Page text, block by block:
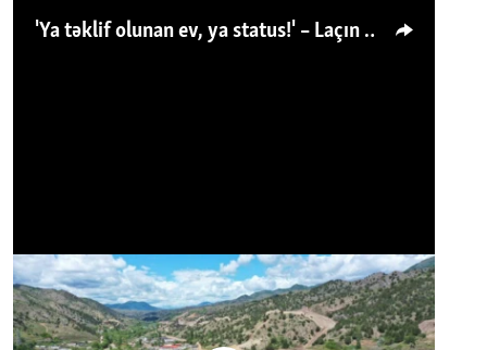
'Ya təklif olunan ev, ya status!' – Laçın köçkünü: 'Laçından başqa heç hara!'